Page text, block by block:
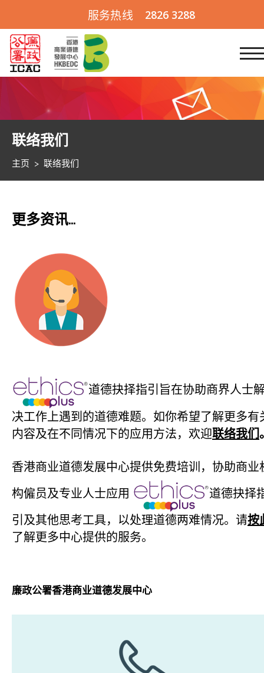
服务热线 2826 3288
联络我们
主页 > 联络我们
更多资讯…
道德抉择指引旨在协助商界人士
决工作上遇到的道德难题。如你希望了解更多有
内容及在不同情况下的应用方法，欢迎联络我们
香港商业道德发展中心提供免费培训，协助商业
构僱员及专业人士应用
道德抉择
引及其他思考工具，以处理道德两难情况。请按
了解更多中心提供的服务。
廉政公署香港商业道德发展中心